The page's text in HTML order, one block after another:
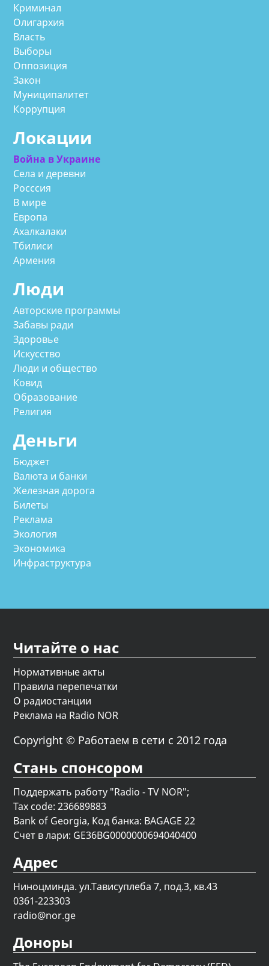
Криминал
Олигархия
Власть
Выборы
Оппозиция
Закон
Муниципалитет
Коррупция
Локации
Война в Украине
Села и деревни
Росссия
В мире
Европа
Ахалкалаки
Тбилиси
Армения
Люди
Авторские программы
Забавы ради
Здоровье
Искусство
Люди и общество
Ковид
Образование
Религия
Деньги
Бюджет
Валюта и банки
Железная дорога
Билеты
Реклама
Экология
Экономика
Инфраструктура
Читайте о нас
Нормативные акты
Правила перепечатки
О радиостанции
Реклама на Radio NOR
Copyright © Работаем в сети с 2012 года
Стань спонсором
Поддержать работу "Radio - TV NOR";
Tax code: 236689883
Bank of Georgia, Код банка: BAGAGE 22
Счет в лари: GE36BG0000000694040400
Адрес
Ниноцминда. ул.Тависуплеба 7, под.3, кв.43
0361-223303
radio@nor.ge
Доноры